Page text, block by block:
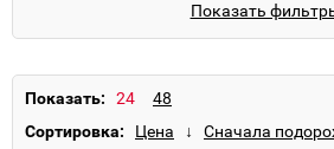
Показать
Показать:
Сортировка: